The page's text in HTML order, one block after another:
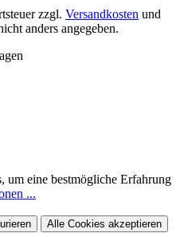
zzgl. Versandkosten und
anders angegeben.
um eine bestmögliche Erfahrung
...
Alle Cookies akzeptieren